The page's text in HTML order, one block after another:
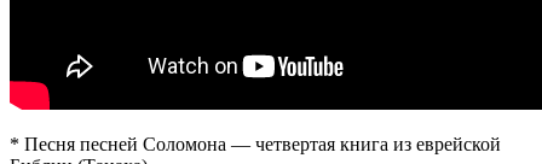
* Песня песней Соломона — четвертая книга из еврейской